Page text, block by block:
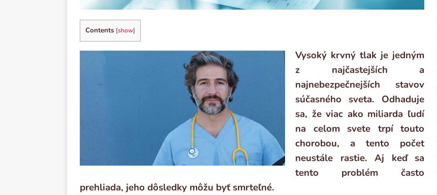
Contents [show]
Vysoký krvný tlak je jedným
z najčastejších a
najnebezpečnejších stavov
súčasného sveta. Odhaduje
sa, že viac ako miliarda ľudí
na celom svete trpí touto
chorobou, a tento počet
neustále rastie. Aj keď sa
tento problém často
prehliada, jeho dôsledky môžu byť smrteľné.